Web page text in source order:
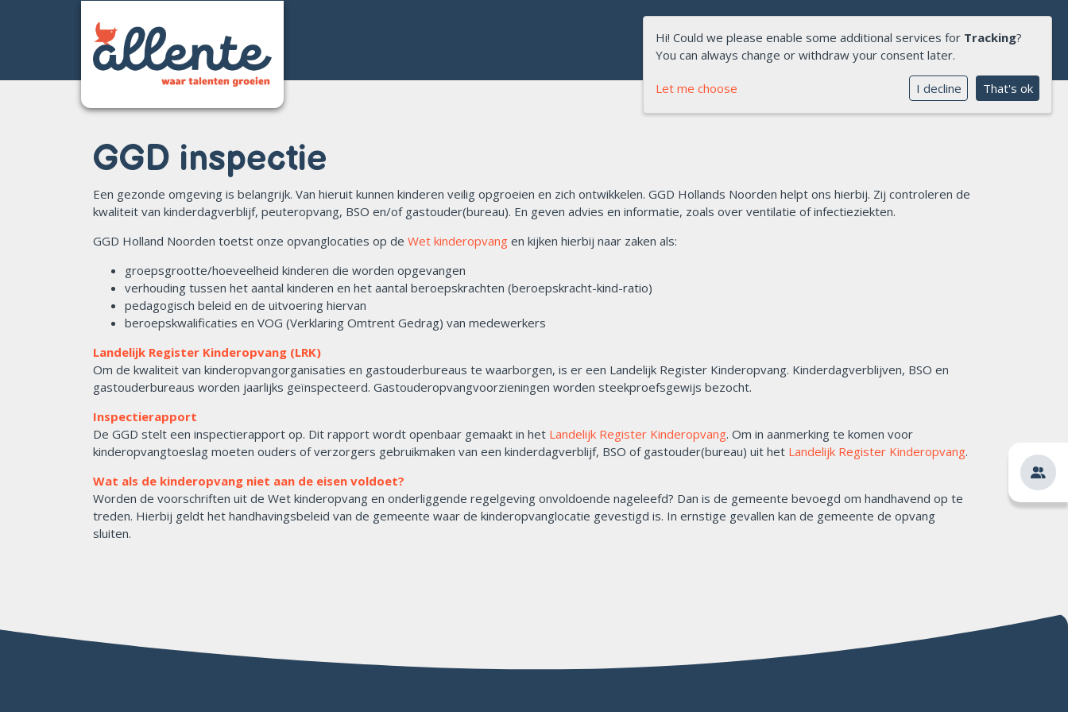
Over Allente
Onderwijs
Aanmelden opvang
Werken bij ons
GGD inspectie
Een gezonde omgeving is belangrijk. Van hieruit kunnen kinderen veilig opgroeien en zich ontwikkelen. GGD Hollands Noorden helpt ons hierbij. Zij controleren de
kwaliteit van kinderdagverblijf, peuteropvang, BSO en/of gastouder(bureau). En geven advies en informatie, zoals over ventilatie of infectieziekten.
GGD Holland Noorden toetst onze opvanglocaties op de Wet kinderopvang en kijken hierbij naar zaken als:
groepsgrootte/hoeveelheid kinderen die worden opgevangen
verhouding tussen het aantal kinderen en het aantal beroepskrachten (beroepskracht-kind-ratio)
pedagogisch beleid en de uitvoering hiervan
beroepskwalificaties en VOG (Verklaring Omtrent Gedrag) van medewerkers
Landelijk Register Kinderopvang (LRK)
Om de kwaliteit van kinderopvangorganisaties en gastouderbureaus te waarborgen, is er een Landelijk Register Kinderopvang. Kinderdagverblijven, BSO en
gastouderbureaus worden jaarlijks geïnspecteerd. Gastouderopvangvoorzieningen worden steekproefsgewijs bezocht.
Inspectierapport
De GGD stelt een inspectierapport op. Dit rapport wordt openbaar gemaakt in het Landelijk Register Kinderopvang. Om in aanmerking te komen voor
kinderopvangtoeslag moeten ouders of verzorgers gebruikmaken van een kinderdagverblijf, BSO of gastouder(bureau) uit het Landelijk Register Kinderopvang.
Wat als de kinderopvang niet aan de eisen voldoet?
Worden de voorschriften uit de Wet kinderopvang en onderliggende regelgeving onvoldoende nageleefd? Dan is de gemeente bevoegd om handhavend op te
treden. Hierbij geldt het handhavingsbeleid van de gemeente waar de kinderopvanglocatie gevestigd is. In ernstige gevallen kan de gemeente de opvang
sluiten.
Hi! Could we please enable some additional services for Tracking?
You can always change or withdraw your consent later.
Let me choose I decline That's ok